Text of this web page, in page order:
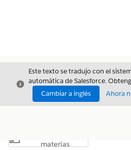
Cerrar
Este texto se tradujo con el
automática de Salesforce.
Cambiar a inglés
Ahora
Mostrar índice de materias
materias